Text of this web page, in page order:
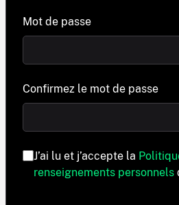
Mot de passe
Confirmez le mot de passe
J’ai lu et j’accepte la
renseignements personnels